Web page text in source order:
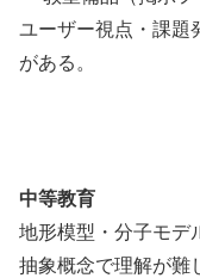
ユーザー視点・課題
がある。
中等教育
地形模型・分子モデ
抽象概念で理解が難